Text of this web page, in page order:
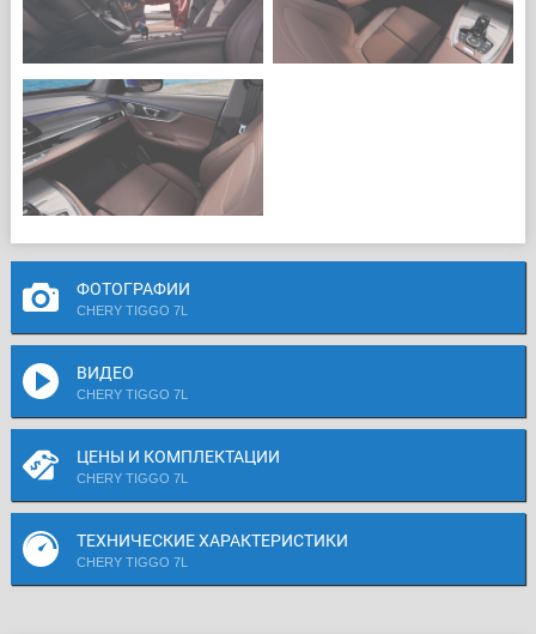
ФОТОГРАФИИ
CHERY TIGGO 7L
ВИДЕО
CHERY TIGGO 7L
ЦЕНЫ И КОМПЛЕКТАЦИИ
CHERY TIGGO 7L
ТЕХНИЧЕСКИЕ ХАРАКТЕРИСТИКИ
CHERY TIGGO 7L